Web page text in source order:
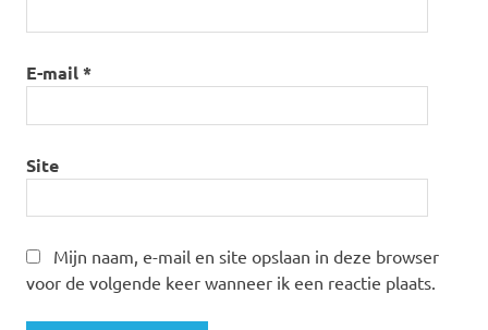
E-mail*
Site
Mijn naam, e-mail en site opslaan in deze browser
voor de volgende keer wanneer ik een reactie plaats.